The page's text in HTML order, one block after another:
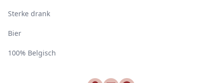
Sterke drank
Bier
100% Belgisch